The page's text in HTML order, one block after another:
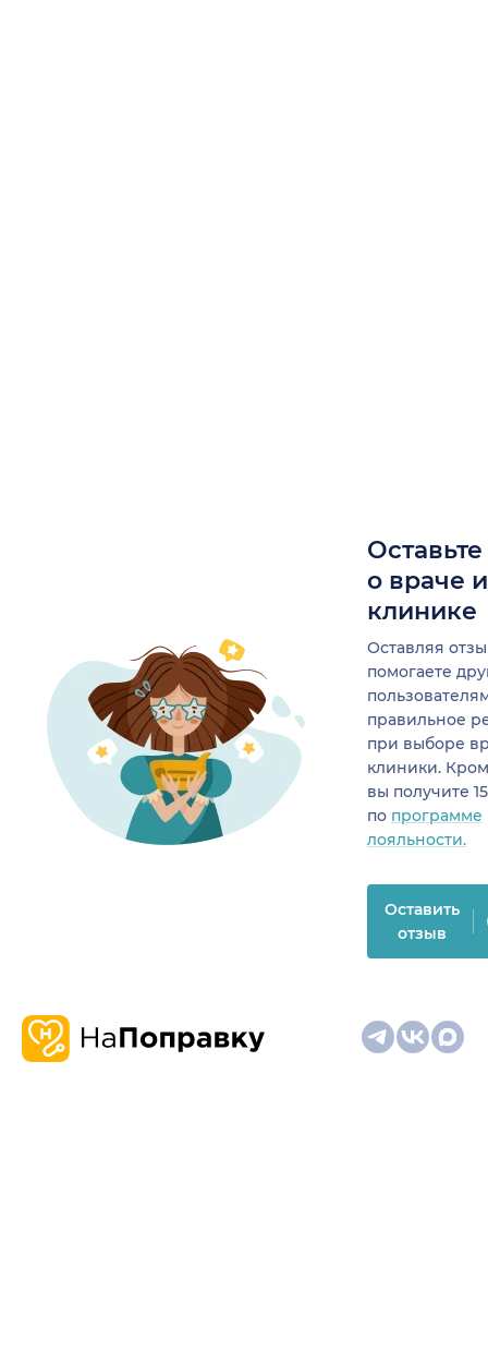
о враче
клинике
Оставляя
помогаете
правильное
при выборе
клиники.
вы получите
по программе
лояльности.
Оставить
отзыв